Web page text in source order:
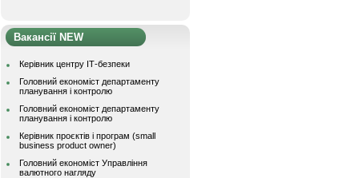
Вакансії NEW
Керівник центру ІТ-безпеки
Головний економіст департаменту
планування і контролю
Головний економіст департаменту
планування і контролю
Керівник проєктів і програм (small
business product owner)
Головний економіст Управління
валютного нагляду